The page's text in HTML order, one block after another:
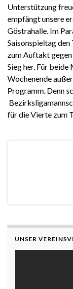
Unterstützung
empfängt unsere
Göstrahalle. Im
Saisonspieltag
zum Auftakt
Sieg her. Für
Wochenende
Programm. Denn
für die Vierte zum
UNSER